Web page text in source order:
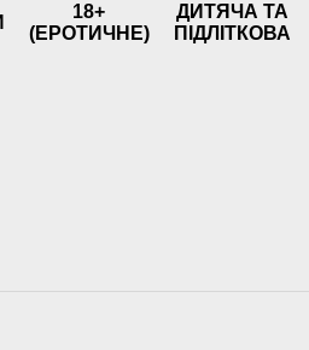
18+
(ЕРОТИЧНЕ)
ДИТЯЧА ТА
ПІДЛІТКОВА